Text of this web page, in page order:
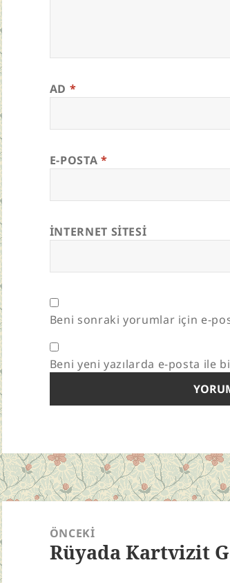
AD *
E-POSTA *
İNTERNET SITESI
Beni sonraki yorumlar için e-
Beni yeni yazılarda e-posta ile
Yazı
gezinmesiÖNCEKI
Önceki
Rüyada Kartvizit